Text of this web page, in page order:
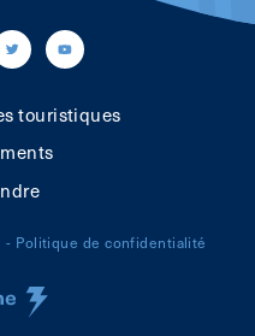
twitteryoutube
touristiques
- Politique de confidentialité